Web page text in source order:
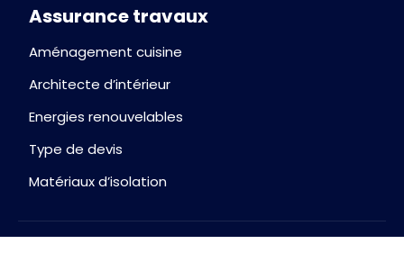
Assurance travaux
Aménagement cuisine
Architecte d’intérieur
Energies renouvelables
Type de devis
Matériaux d’isolation